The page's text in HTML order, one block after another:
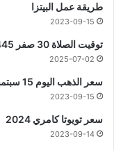
طريقة عمل البيتزا
2023-09-15
توقيت الصلاة 30 صفر 1445 هجري
2025-07-02
سعر الذهب اليوم 15 سبتمبر
2023-09-15
سعر تويوتا كامري 2024
2023-09-14